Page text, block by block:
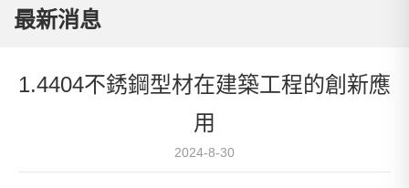
最新消息
1.4404不銹鋼型材在建築工程的創新應
用
2024-8-30